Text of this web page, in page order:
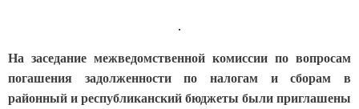
На заседание межведомственной комиссии по вопросам
погашения задолженности по налогам и сборам в
районный и республиканский бюджеты были приглашены